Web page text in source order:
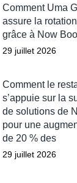
Comment Uma
assure la
grâce à Now
29 juillet 2026
Comment le
s’appuie sur la
de solutions de
pour une
de 20 % des
29 juillet 2026